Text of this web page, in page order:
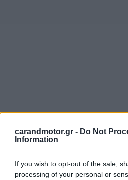
carandmotor.gr - Do Not
Information
If you wish to opt-out of the sale,
processing of your personal or